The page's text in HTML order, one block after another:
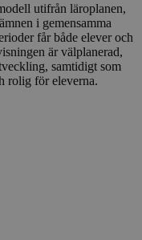
utifrån läroplanen,
i gemensamma
får både elever och
är välplanerad,
samtidigt som